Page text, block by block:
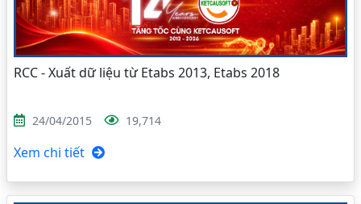
RCC - Xuất dữ liệu từ Etabs 2013, Etabs 2018
24/04/2015 19,714
Xem chi tiết